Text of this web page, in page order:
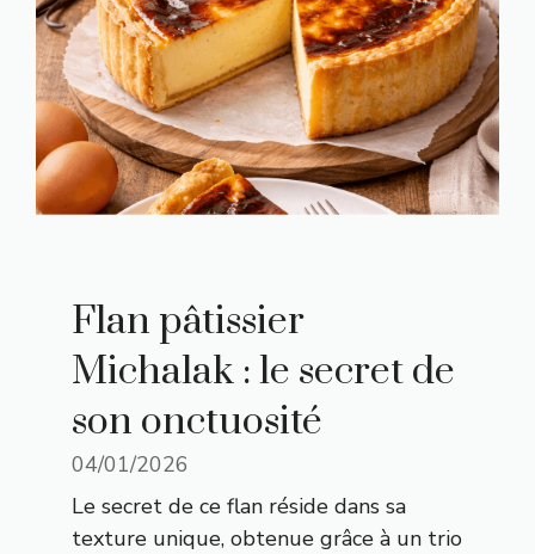
Flan pâtissier
Michalak : le secret de
son onctuosité
04/01/2026
Le secret de ce flan réside dans sa
texture unique, obtenue grâce à un trio